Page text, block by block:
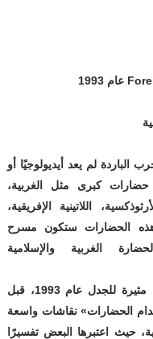
الباردة لم يعد أيديولوجيًا أو
حضارات كبرى مثل الغربية،
اللاتينية الإفريقية،
الحضارات ستكون مسرح
الغربية والإسلامية
: نُشرت الفكرة أولًا كمقالة مثيرة للجدل عام 1993، قبل
الحضارات» نقاشات واسعة
حيث اعتبرها البعض تفسيرًا